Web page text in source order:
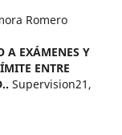
Romero
A EXÁMENES Y
ENTRE
Supervision21,